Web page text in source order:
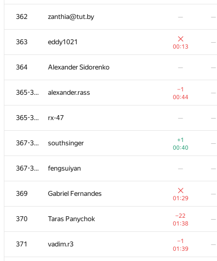
362 zanthia@tut.by — —
363 eddy1021
00:13
—
364 Alexander Sidorenko — —
365-366 alexander.rass
−1
00:44
—
365-366 rx-47 — —
367-368 southsinger
+1
00:40
—
367-368 fengsuiyan — —
369 Gabriel Fernandes
01:29
—
370 Taras Panychok
−22
01:38
—
371 vadim.r3
−1
01:39
—
311/ 1130 13/
port5001
damien22211
−2
01:38
ruslan02129
−2
01:32
354 krivovkirill
01:13